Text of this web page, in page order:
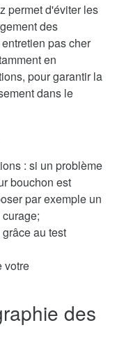
permet d'éviter les
des
pas cher
en
pour garantir la
dans le
: si un problème
bouchon est
par exemple un
au test
votre
des